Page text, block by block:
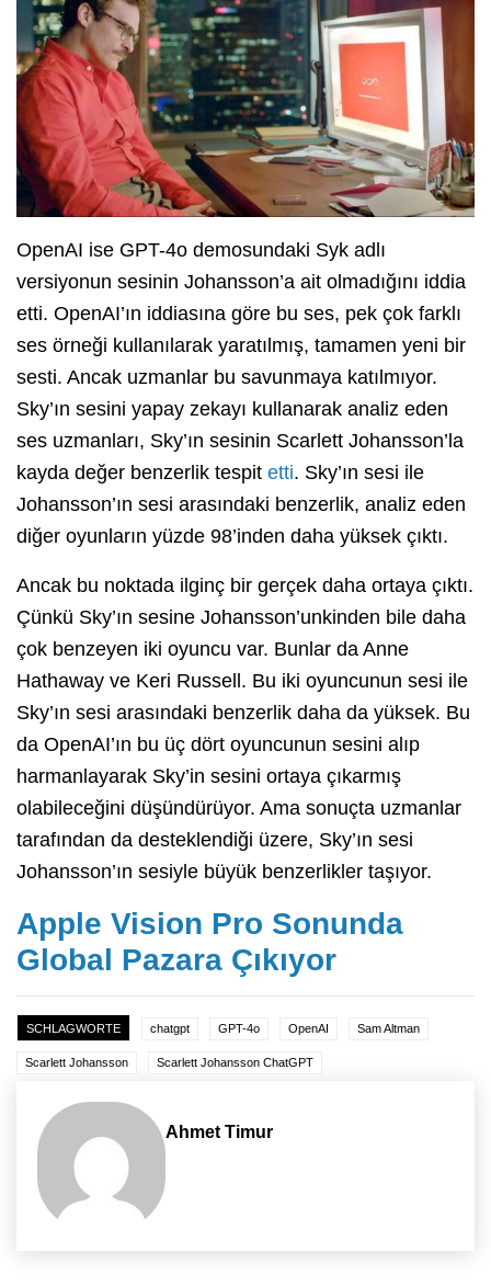
OpenAI ise GPT-4o demosundaki Syk adlı
versiyonun sesinin Johansson’a ait olmadığını iddia
etti. OpenAI’ın iddiasına göre bu ses, pek çok farklı
ses örneği kullanılarak yaratılmış, tamamen yeni bir
sesti. Ancak uzmanlar bu savunmaya katılmıyor.
Sky’ın sesini yapay zekayı kullanarak analiz eden
ses uzmanları, Sky’ın sesinin Scarlett Johansson’la
kayda değer benzerlik tespit etti. Sky’ın sesi ile
Johansson’ın sesi arasındaki benzerlik, analiz eden
diğer oyunların yüzde 98’inden daha yüksek çıktı.
Ancak bu noktada ilginç bir gerçek daha ortaya çıktı.
Çünkü Sky’ın sesine Johansson’unkinden bile daha
çok benzeyen iki oyuncu var. Bunlar da Anne
Hathaway ve Keri Russell. Bu iki oyuncunun sesi ile
Sky’ın sesi arasındaki benzerlik daha da yüksek. Bu
da OpenAI’ın bu üç dört oyuncunun sesini alıp
harmanlayarak Sky’in sesini ortaya çıkarmış
olabileceğini düşündürüyor. Ama sonuçta uzmanlar
tarafından da desteklendiği üzere, Sky’ın sesi
Johansson’ın sesiyle büyük benzerlikler taşıyor.
Apple Vision Pro Sonunda
Global Pazara Çıkıyor
SCHLAGWORTE chatgpt GPT-4o OpenAI Sam Altman
Scarlett Johansson Scarlett Johansson ChatGPT
Ahmet Timur